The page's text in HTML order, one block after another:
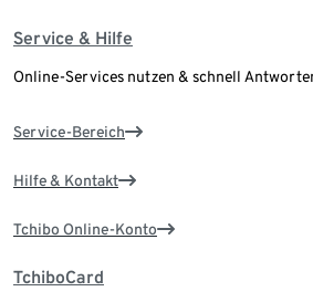
Service & Hilfe
Online-Services nutzen & schnell
Service-Bereich
Hilfe & Kontakt
Tchibo Online-Konto
TchiboCard